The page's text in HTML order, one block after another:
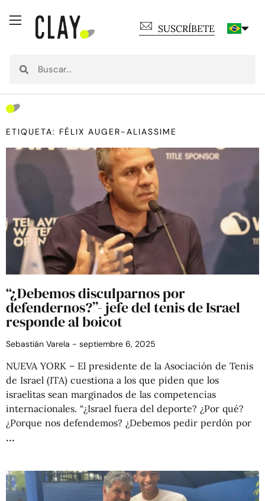
SUSCRÍBETE
ETIQUETA: FÉLIX AUGER-ALIASSIME
“¿Debemos disculparnos por
defendernos?”- jefe del tenis de Israel
responde al boicot
Sebastián Varela septiembre 6, 2025
NUEVA YORK – El presidente de la Asociación de Tenis
de Israel (ITA) cuestiona a los que piden que los
israelitas sean marginados de las competencias
internacionales. “¿Israel fuera del deporte? ¿Por qué?
¿Porque nos defendemos? ¿Debemos pedir perdón por